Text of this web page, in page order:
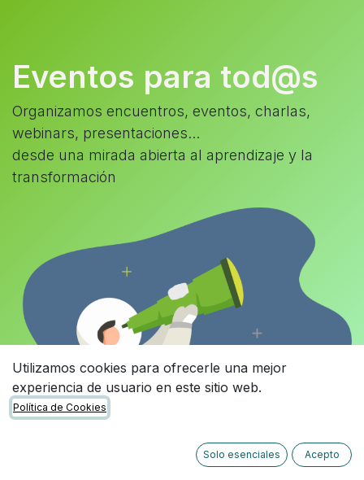
Eventos para tod@s
Organizamos encuentros, eventos, charlas,
webinars, presentaciones...
desde una mirada abierta al aprendizaje y la
transformación
Utilizamos cookies para ofrecerle una mejor
experiencia de usuario en este sitio web.
Política de Cookies
Solo esenciales Acepto